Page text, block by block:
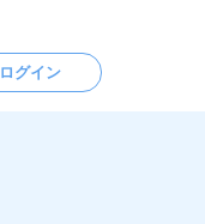
ログイン